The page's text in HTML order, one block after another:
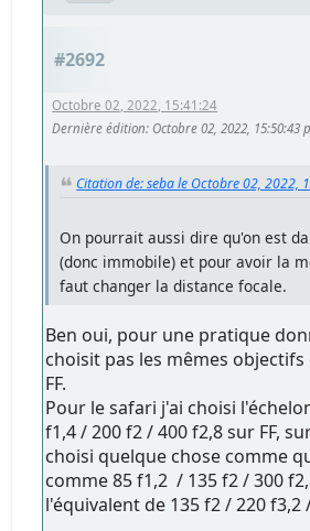
#2692
Octobre 02, 2022, 15:41:24
Dernière édition: Octobre 02, 2022, 15:50:43
Citation de: seba le Octobre 02, 2022,
On pourrait aussi dire qu'on est
(donc immobile) et pour avoir la
faut changer la distance focale.
Ben oui, pour une pratique
choisit pas les mêmes objectifs
FF.
Pour le safari j'ai choisi
f1,4 / 200 f2 / 400 f2,8 sur FF,
choisi quelque chose comme
comme 85 f1,2 / 135 f2 / 300
l'équivalent de 135 f2 / 220 f3,2